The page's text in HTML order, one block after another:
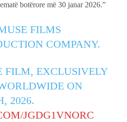
botërore më 30 janar 2026.”
FILMS
COMPANY.
FILM, EXCLUSIVELY
ON
2026.
JGDG1VNORC